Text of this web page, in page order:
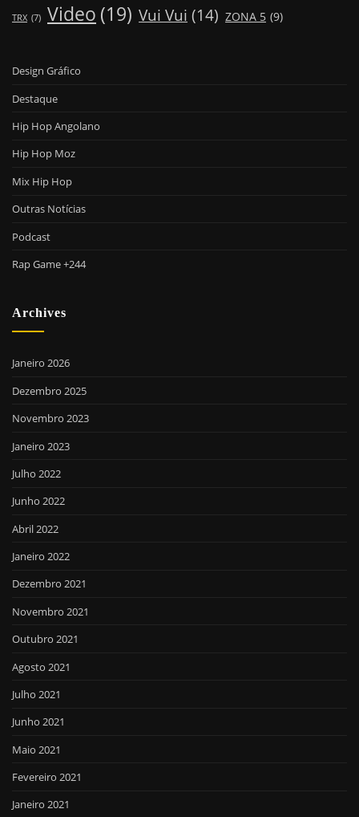
TRX (7) Video (19) Vui Vui (14) ZONA 5 (9)
Design Gráfico
Destaque
Hip Hop Angolano
Hip Hop Moz
Mix Hip Hop
Outras Notícias
Podcast
Rap Game +244
Archives
Janeiro 2026
Dezembro 2025
Novembro 2023
Janeiro 2023
Julho 2022
Junho 2022
Abril 2022
Janeiro 2022
Dezembro 2021
Novembro 2021
Outubro 2021
Agosto 2021
Julho 2021
Junho 2021
Maio 2021
Fevereiro 2021
Janeiro 2021